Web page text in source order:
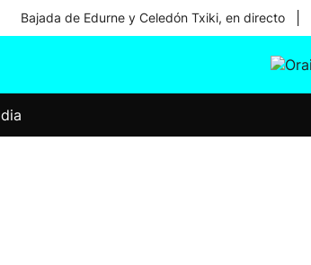
Bajada de Edurne y Celedón Txiki, en directo